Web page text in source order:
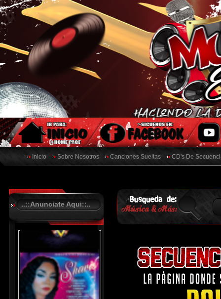
Inicio Sobre Nosotros Canciones Sueltas CD's De
..::Anunciate Aqui::..